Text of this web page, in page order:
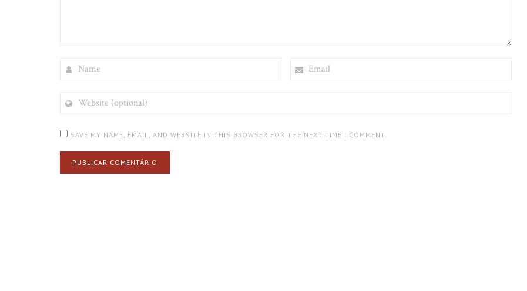
(OPTIONAL)
SAVE MY NAME, EMAIL, AND WEBSITE IN THIS BROWSER FOR THE NEXT TIME I COMMENT.